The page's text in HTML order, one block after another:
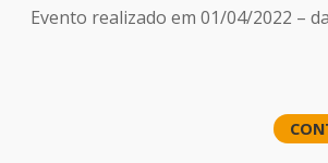
Evento realizado em 01/04/2022 –